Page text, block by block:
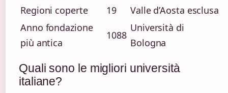
Regioni coperte
19
Valle d’Aosta esclusa
Anno fondazione
più antica
1088
Università di
Bologna
Quali sono le migliori università
italiane?